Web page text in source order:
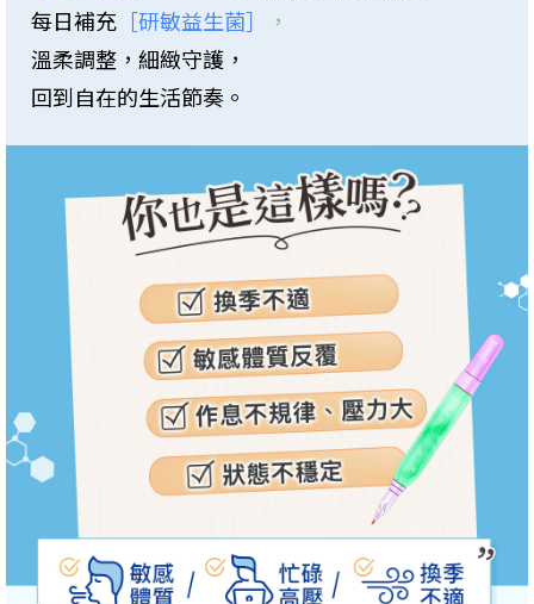
每日補充 ［研敏益生菌］
，
溫柔調整，細緻守護，
回到自在的生活節奏。